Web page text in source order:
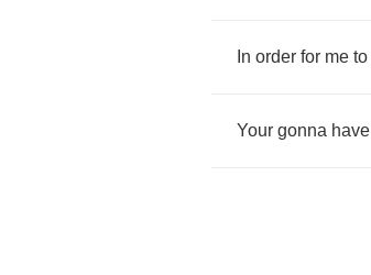
In order for me to
Your gonna have